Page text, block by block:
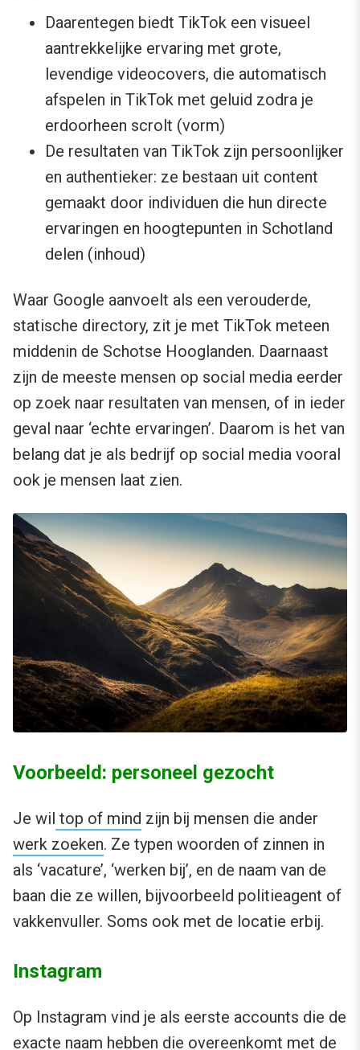
Daarentegen biedt TikTok een visueel
aantrekkelijke ervaring met grote,
levendige videocovers, die automatisch
afspelen in TikTok met geluid zodra je
erdoorheen scrolt (vorm)
De resultaten van TikTok zijn persoonlijker
en authentieker: ze bestaan uit content
gemaakt door individuen die hun directe
ervaringen en hoogtepunten in Schotland
delen (inhoud)
Waar Google aanvoelt als een verouderde,
statische directory, zit je met TikTok meteen
middenin de Schotse Hooglanden. Daarnaast
zijn de meeste mensen op social media eerder
op zoek naar resultaten van mensen, of in ieder
geval naar ‘echte ervaringen’. Daarom is het van
belang dat je als bedrijf op social media vooral
ook je mensen laat zien.
Voorbeeld: personeel gezocht
Je wil top of mind zijn bij mensen die ander
werk zoeken. Ze typen woorden of zinnen in
als ‘vacature’, ‘werken bij’, en de naam van de
baan die ze willen, bijvoorbeeld politieagent of
vakkenvuller. Soms ook met de locatie erbij.
Instagram
Op Instagram vind je als eerste accounts die de
exacte naam hebben die overeenkomt met de